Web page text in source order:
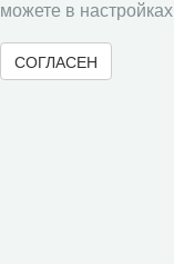
Проблемы
Вопросы
Социальное
можете в
СОГЛАСЕН